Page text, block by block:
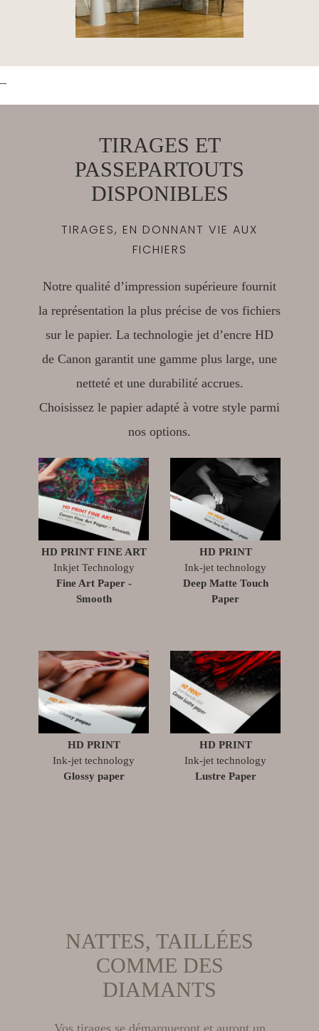
TIRAGES ET
PASSEPARTOUTS
DISPONIBLES
TIRAGES, EN DONNANT VIE AUX
FICHIERS
Notre qualité d’impression supérieure fournit
la représentation la plus précise de vos fichiers
sur le papier. La technologie jet d’encre HD
de Canon garantit une gamme plus large, une
netteté et une durabilité accrues.
Choisissez le papier adapté à votre style parmi
nos options.
HD PRINT FINE ART
Inkjet Technology
Fine Art Paper -
Smooth
HD PRINT
Ink-jet technology
Deep Matte Touch
Paper
HD PRINT
Ink-jet technology
Glossy paper
HD PRINT
Ink-jet technology
Lustre Paper
NATTES, TAILLÉES
COMME DES
DIAMANTS